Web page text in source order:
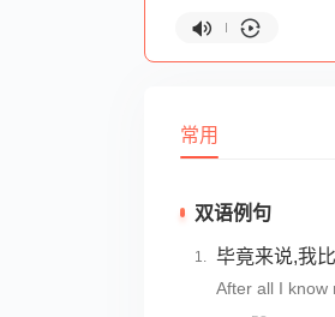
常用
双语例句
毕竟来说,我
After all I know